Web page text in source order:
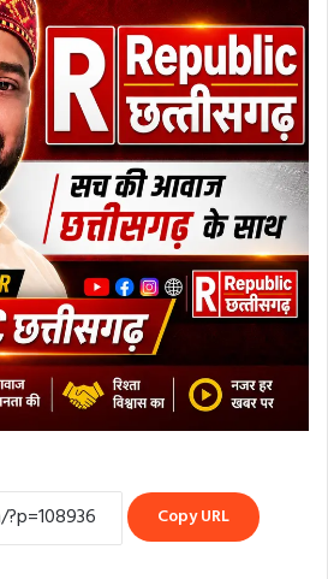
Copy URL